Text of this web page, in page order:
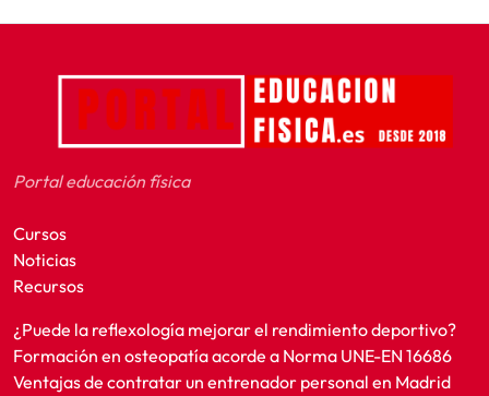
Portal educación física
Cursos
Noticias
Recursos
¿Puede la reflexología mejorar el rendimiento deportivo?
Formación en osteopatía acorde a Norma UNE-EN 16686
Ventajas de contratar un entrenador personal en Madrid